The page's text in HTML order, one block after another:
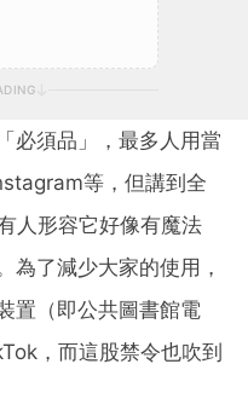
必須品」，最多人用當
等，但講到全
人形容它好像有魔法
為了減少大家的使用，
置（即公共圖書館電
，而這股禁令也吹到